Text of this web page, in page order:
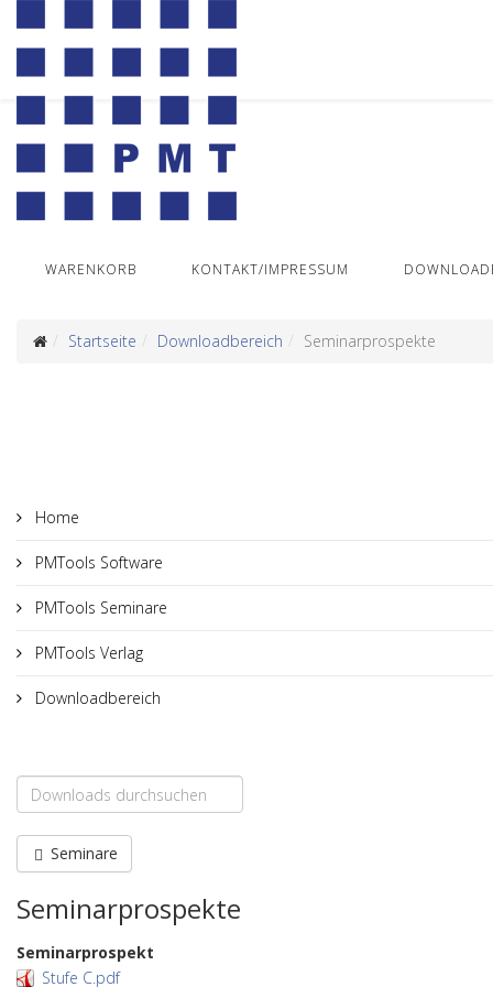
WARENKORB KONTAKT/IMPRESSUM
Startseite Downloadbereich Seminarprospekte
Home
PMTools Software
PMTools Seminare
PMTools Verlag
Downloadbereich
Seminare
Seminarprospekte
Seminarprospekt
Stufe C.pdf